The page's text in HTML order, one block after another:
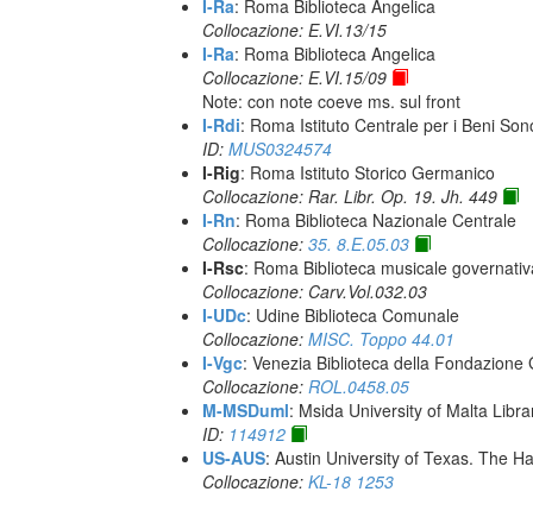
I-Ra: Roma Biblioteca Angelica
Collocazione: E.VI.13/15
I-Ra: Roma Biblioteca Angelica
Collocazione: E.VI.15/09
Note: con note coeve ms. sul front
I-Rdi: Roma Istituto Centrale per i Beni
ID: MUS0324574
I-Rig: Roma Istituto Storico Germanico
Collocazione: Rar. Libr. Op. 19. Jh. 449
I-Rn: Roma Biblioteca Nazionale Centrale
Collocazione: 35. 8.E.05.03
I-Rsc: Roma Biblioteca musicale
Collocazione: Carv.Vol.032.03
I-UDc: Udine Biblioteca Comunale
Collocazione: MISC. Toppo 44.01
I-Vgc: Venezia Biblioteca della Fondazione
Collocazione: ROL.0458.05
M-MSDuml: Msida University of Malta
ID: 114912
US-AUS: Austin University of Texas. The
Collocazione: KL-18 1253